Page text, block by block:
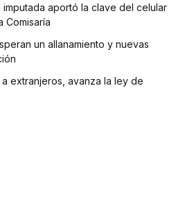
imputada aportó la clave del celular
Comisaría
un allanamiento y nuevas
extranjeros, avanza la ley de